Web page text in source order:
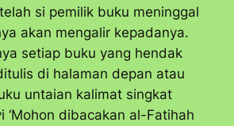
si pemilik buku meninggal
akan mengalir kepadanya.
setiap buku yang hendak
di halaman depan atau
untaian kalimat singkat
‘Mohon dibacakan al-Fatihah